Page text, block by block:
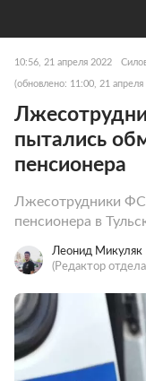
10:56, 21 апреля 2022
(обновлено: 11:00, 21 апреля
пытались
пенсионера
Лжесотрудники
пенсионера в
Леонид Микуляк
(Редактор